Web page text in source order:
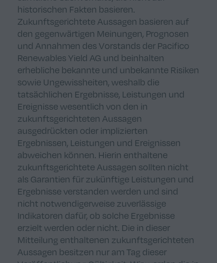
historischen Fakten basieren.
Zukunftsgerichtete Aussagen basieren auf
den gegenwärtigen Meinungen, Prognosen
und Annahmen des Vorstands der Pacifico
Renewables Yield AG und beinhalten
erhebliche bekannte und unbekannte Risiken
sowie Ungewissheiten, weshalb die
tatsächlichen Ergebnisse, Leistungen und
Ereignisse wesentlich von den in
zukunftsgerichteten Aussagen
ausgedrückten oder implizierten
Ergebnissen, Leistungen und Ereignissen
abweichen können. Hierin enthaltene
zukunftsgerichtete Aussagen sollten nicht
als Garantien für zukünftige Leistungen und
Ergebnisse verstanden werden und sind
nicht notwendigerweise zuverlässige
Indikatoren dafür, ob solche Ergebnisse
erzielt werden oder nicht. Die in dieser
Mitteilung enthaltenen zukunftsgerichteten
Aussagen besitzen nur am Tag dieser